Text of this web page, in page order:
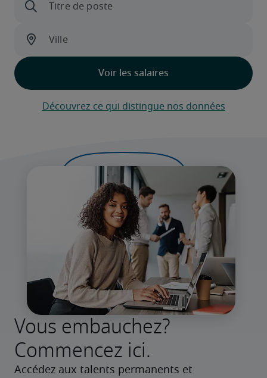
Découvrez ce qui distingue nos données
Vous embauchez?
Commencez ici.
Accédez aux talents permanents et